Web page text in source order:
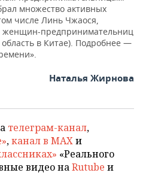
множество активных
числе Линь Чжаося,
женщин-предпринимательниц
в Китае). Подробнее —
Наталья Жирнова
телеграм-канал,
,канал в MAXи
«Реального
видео наRutube и